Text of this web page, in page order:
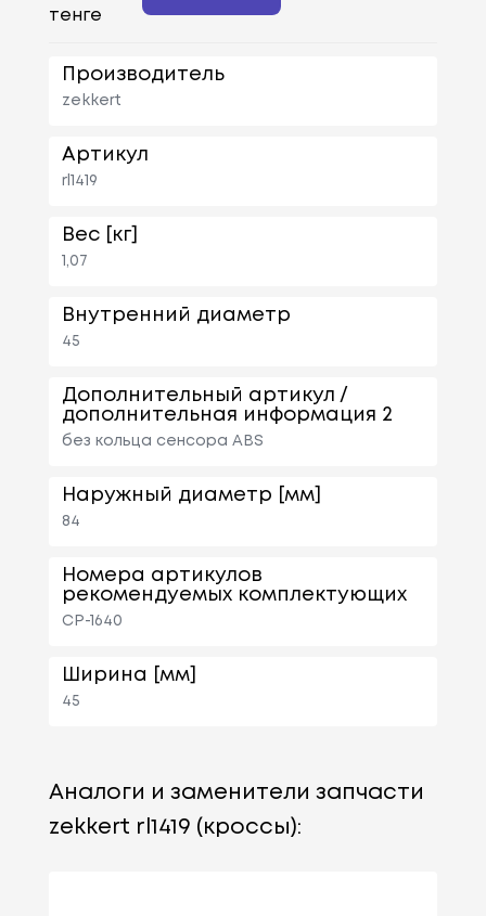
тенге
Производитель
zekkert
Артикул
rl1419
Вес [кг]
1,07
Внутренний диаметр
45
Дополнительный артикул /
дополнительная информация 2
без кольца сенсора ABS
Наружный диаметр [мм]
84
Номера артикулов
рекомендуемых комплектующих
CP-1640
Ширина [мм]
45
Аналоги и заменители запчасти
zekkert rl1419 (кроссы):